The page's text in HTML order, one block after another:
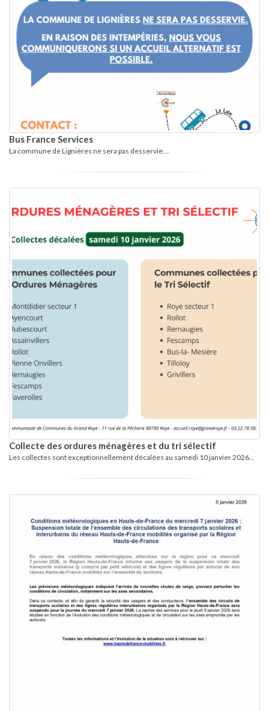
Bus France Services
La commune de Lignières ne sera pas desservie....
Collecte des ordures ménagères et du tri sélectif
Les collectes sont exceptionnellement décalées au samedi 10 janvier 2026...